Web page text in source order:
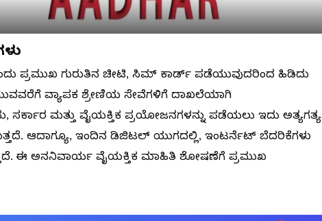
ಪ್ರಮುಖ ಗುರುತಿನ ಚೀಟಿ, ಸಿಮ್ ಕಾರ್ಡ್ ಪಡೆಯುವುದರಿಂದ ಹಿಡಿದು
ವ್ಯಾಪಕ ಶ್ರೇಣಿಯ ಸೇವೆಗಳಿಗೆ ದಾಖಲೆಯಾಗಿ
ಸರ್ಕಾರ ಮತ್ತು ವೈಯಕ್ತಿಕ ಪ್ರಯೋಜನಗಳನ್ನು ಪಡೆಯಲು ಇದು ಅತ್ಯಗತ್ಯ
ಆದಾಗ್ಯೂ, ಇಂದಿನ ಡಿಜಿಟಲ್ ಯುಗದಲ್ಲಿ, ಇಂಟರ್ನೆಟ್ ಬೆದರಿಕೆಗಳು
ಈ ಅನನಿವಾರ್ಯ ವೈಯಕ್ತಿಕ ಮಾಹಿತಿ ಶೋಷಣೆಗೆ ಪ್ರಮುಖ